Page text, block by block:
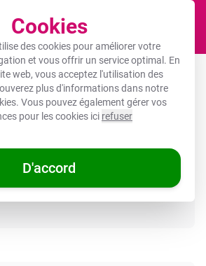
Cookies
des cookies pour améliorer votre
et vous offrir un service optimal. En
web, vous acceptez l'utilisation des
plus d'informations dans notre
. Vous pouvez également gérer vos
pour les cookies ici refuser
D'accord